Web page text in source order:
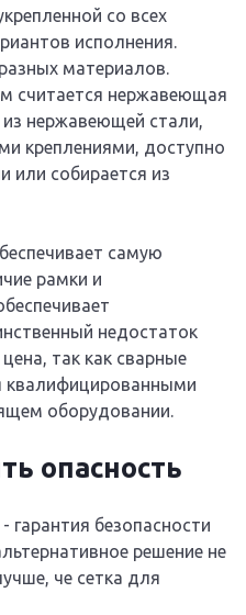
со всех
исполнения.
материалов.
считается нержавеющая
из нержавеющей стали,
креплениями, доступно
или собирается из
самую
рамки и
недостаток
так как сварные
квалифицированными
оборудовании.
опасность
безопасности
решение не
че сетка для